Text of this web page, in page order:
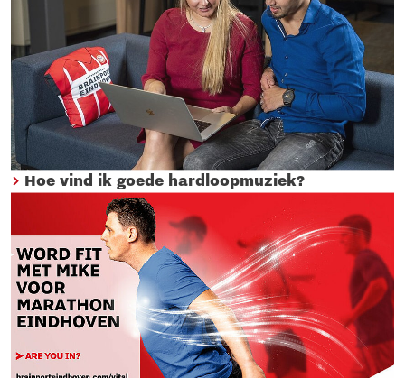
Hoe vind ik goede hardloopmuziek?